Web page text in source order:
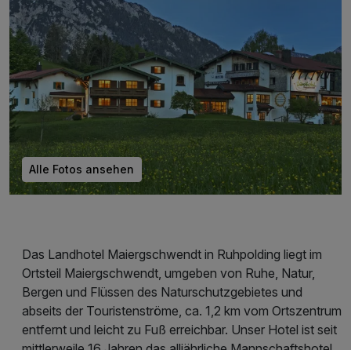
Alle Fotos ansehen
Das Landhotel Maiergschwendt in Ruhpolding liegt im
Ortsteil Maiergschwendt, umgeben von Ruhe, Natur,
Bergen und Flüssen des Naturschutzgebietes und
abseits der Touristenströme, ca. 1,2 km vom Ortszentrum
entfernt und leicht zu Fuß erreichbar. Unser Hotel ist seit